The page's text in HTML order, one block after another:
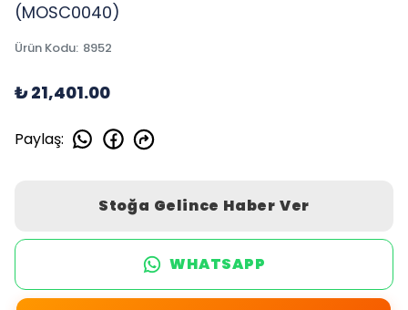
(MOSC0040)
Ürün Kodu: 8952
₺ 21,401.00
Paylaş:
Stoğa Gelince Haber Ver
WHATSAPP